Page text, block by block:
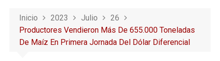
Inicio 2023 Julio
26
Productores Vendieron Más De 655.000 Toneladas
De Maíz En Primera Jornada Del Dólar Diferencial